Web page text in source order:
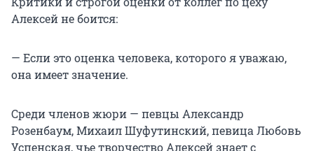
Алексей не боится:
— Если это оценка человека, которого я уважаю,
она имеет значение.
Среди членов жюри — певцы Александр
Розенбаум, Михаил Шуфутинский, певица Любовь
Успенская, чье творчество Алексей знает с